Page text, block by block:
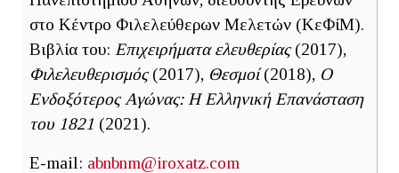
στο Κέντρο Φιλελεύθερων Μελετών (ΚεΦίΜ).
Βιβλία του: Επιχειρήματα ελευθερίας(2017),
Φιλελευθερισμός(2017), Θεσμοί(2018), Ο
Ενδοξότερος Αγώνας: Η Ελληνική Επανάσταση
του 1821 (2021).
E-mail: abnbnm@iroxatz.com